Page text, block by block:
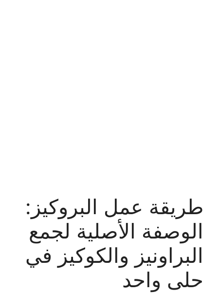
طريقة عمل البروكيز:
الوصفة الأصلية لجمع
البراونيز والكوكيز في
حلى واحد